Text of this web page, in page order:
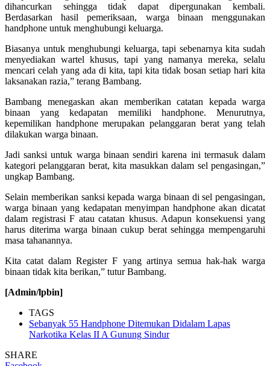
dihancurkan sehingga tidak dapat dipergunakan kembali.
Berdasarkan hasil pemeriksaan, warga binaan menggunakan
handphone untuk menghubungi keluarga.
Biasanya untuk menghubungi keluarga, tapi sebenarnya kita sudah
menyediakan wartel khusus, tapi yang namanya mereka, selalu
mencari celah yang ada di kita, tapi kita tidak bosan setiap hari kita
laksanakan razia,” terang Bambang.
Bambang menegaskan akan memberikan catatan kepada warga
binaan yang kedapatan memiliki handphone. Menurutnya,
kepemilikan handphone merupakan pelanggaran berat yang telah
dilakukan warga binaan.
Jadi sanksi untuk warga binaan sendiri karena ini termasuk dalam
kategori pelanggaran berat, kita masukkan dalam sel pengasingan,”
ungkap Bambang.
Selain memberikan sanksi kepada warga binaan di sel pengasingan,
warga binaan yang kedapatan menyimpan handphone akan dicatat
dalam registrasi F atau catatan khusus. Adapun konsekuensi yang
harus diterima warga binaan cukup berat sehingga mempengaruhi
masa tahanannya.
Kita catat dalam Register F yang artinya semua hak-hak warga
binaan tidak kita berikan,” tutur Bambang.
[Admin/lpbin]
TAGS
Sebanyak 55 Handphone Ditemukan Didalam Lapas
Narkotika Kelas II A Gunung Sindur
SHARE